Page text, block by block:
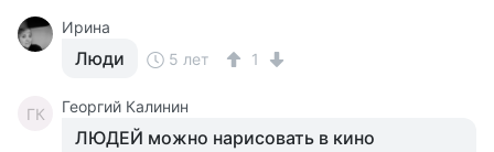
Ирина
Люди 5 лет 1
ГК Георгий Калинин
ЛЮДЕЙ можно нарисовать в кино